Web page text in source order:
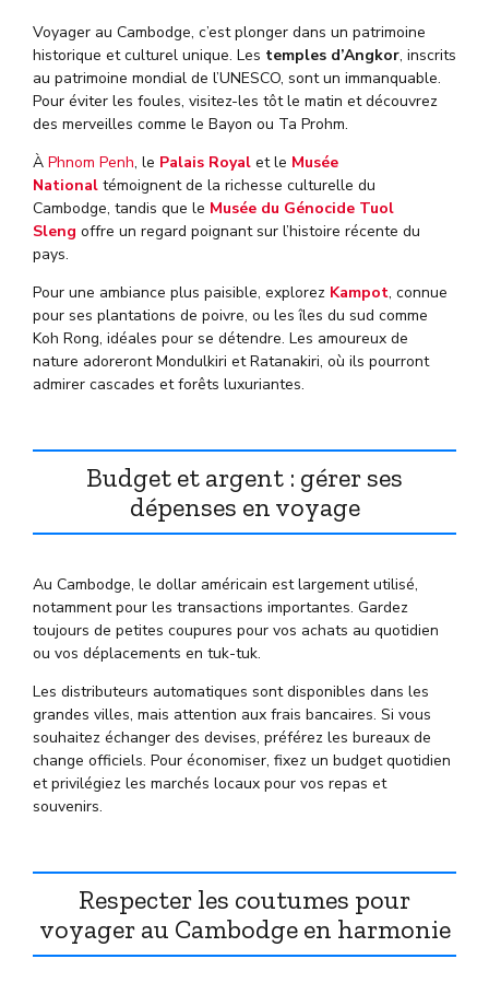
Voyager au Cambodge, c’est plonger dans un patrimoine
historique et culturel unique. Les temples d’Angkor, inscrits
au patrimoine mondial de l’UNESCO, sont un immanquable.
Pour éviter les foules, visitez-les tôt le matin et découvrez
des merveilles comme le Bayon ou Ta Prohm.
À Phnom Penh, le Palais Royal et le Musée
National témoignent de la richesse culturelle du
Cambodge, tandis que le Musée du Génocide Tuol
Sleng offre un regard poignant sur l’histoire récente du
pays.
Pour une ambiance plus paisible, explorez Kampot, connue
pour ses plantations de poivre, ou les îles du sud comme
Koh Rong, idéales pour se détendre. Les amoureux de
nature adoreront Mondulkiri et Ratanakiri, où ils pourront
admirer cascades et forêts luxuriantes.
Budget et argent : gérer ses
dépenses en voyage
Au Cambodge, le dollar américain est largement utilisé,
notamment pour les transactions importantes. Gardez
toujours de petites coupures pour vos achats au quotidien
ou vos déplacements en tuk-tuk.
Les distributeurs automatiques sont disponibles dans les
grandes villes, mais attention aux frais bancaires. Si vous
souhaitez échanger des devises, préférez les bureaux de
change officiels. Pour économiser, fixez un budget quotidien
et privilégiez les marchés locaux pour vos repas et
souvenirs.
Respecter les coutumes pour
voyager au Cambodge en harmonie